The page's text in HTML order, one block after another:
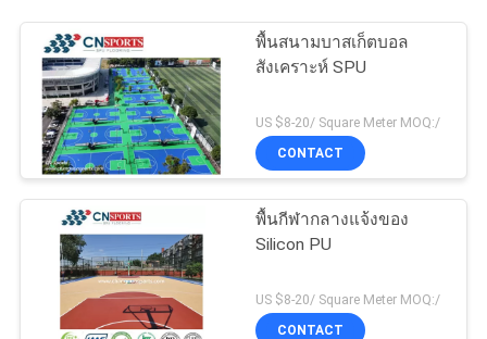
พื้นสนามบาสเก็ตบอล
สังเคราะห์ SPU
US $8-20/ Square Meter MOQ:/
CONTACT
พื้นกีฬากลางแจ้งของ
Silicon PU
US $8-20/ Square Meter MOQ:/
CONTACT